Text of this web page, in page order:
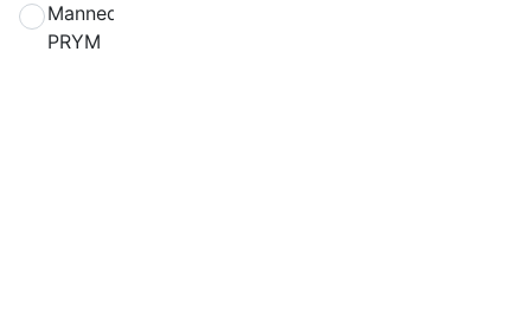
Mannequin
PRYM